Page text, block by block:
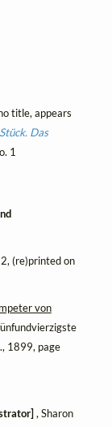
title, appears
Das
1
(re)printed on
von
1899, page
, Sharon